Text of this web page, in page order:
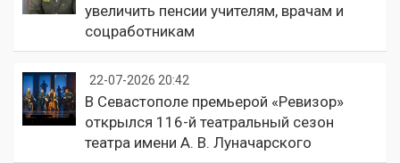
увеличить пенсии учителям, врачам и
соцработникам
22-07-2026 20:42
В Севастополе премьерой «Ревизор»
открылся 116-й театральный сезон
театра имени А. В. Луначарского